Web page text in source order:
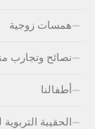
همسات زوجية
نصائح وتجارب
أطفالنا
الحقيبة